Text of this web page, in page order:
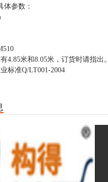
体参数：
4.85米和8.05米，订货时请指出。
标准Q/LT001-2004